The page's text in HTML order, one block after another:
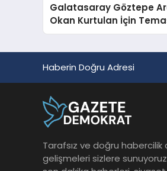
Galatasaray Göztepe
Okan Kurtulan İçin
Geçti Ahmed Kutucu
Haberin Doğru Adresi
Tarafsız ve doğru habercilik
gelişmeleri sizlere